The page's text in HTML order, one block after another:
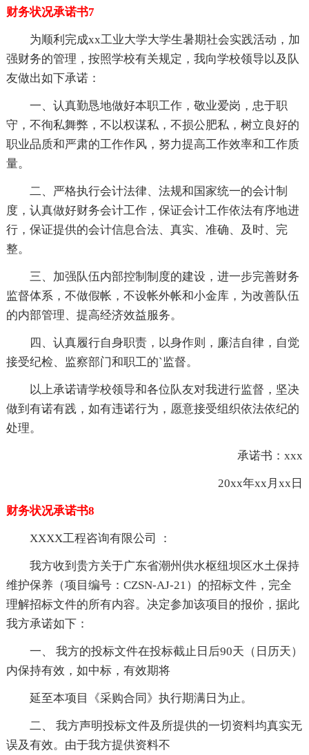
财务状况承诺书7
为顺利完成xx工业大学大学生暑期社会实践活动，加
强财务的管理，按照学校有关规定，我向学校领导以及队
友做出如下承诺：
一、认真勤恳地做好本职工作，敬业爱岗，忠于职
守，不徇私舞弊，不以权谋私，不损公肥私，树立良好的
职业品质和严肃的工作作风，努力提高工作效率和工作质
量。
二、严格执行会计法律、法规和国家统一的会计制
度，认真做好财务会计工作，保证会计工作依法有序地进
行，保证提供的会计信息合法、真实、准确、及时、完
整。
三、加强队伍内部控制制度的建设，进一步完善财务
监督体系，不做假帐，不设帐外帐和小金库，为改善队伍
的内部管理、提高经济效益服务。
四、认真履行自身职责，以身作则，廉洁自律，自觉
接受纪检、监察部门和职工的`监督。
以上承诺请学校领导和各位队友对我进行监督，坚决
做到有诺有践，如有违诺行为，愿意接受组织依法依纪的
处理。
承诺书：xxx
20xx年xx月xx日
财务状况承诺书8
XXXX工程咨询有限公司 ：
我方收到贵方关于广东省潮州供水枢纽坝区水土保持
维护保养（项目编号：CZSN-AJ-21）的招标文件，完全
理解招标文件的所有内容。决定参加该项目的报价，据此
我方承诺如下：
一、 我方的投标文件在投标截止日后90天（日历天）
内保持有效，如中标，有效期将
延至本项目《采购合同》执行期满日为止。
二、 我方声明投标文件及所提供的一切资料均真实无
误及有效。由于我方提供资料不